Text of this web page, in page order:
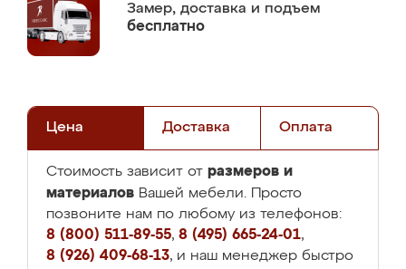
Замер, доставка и подъем
бесплатно
Цена Доставка Оплата
Стоимость зависит от размеров и
материалов Вашей мебели. Просто
позвоните нам по любому из телефонов:
8 (800) 511-89-55, 8 (495) 665-24-01,
8 (926) 409-68-13, и наш менеджер быстро